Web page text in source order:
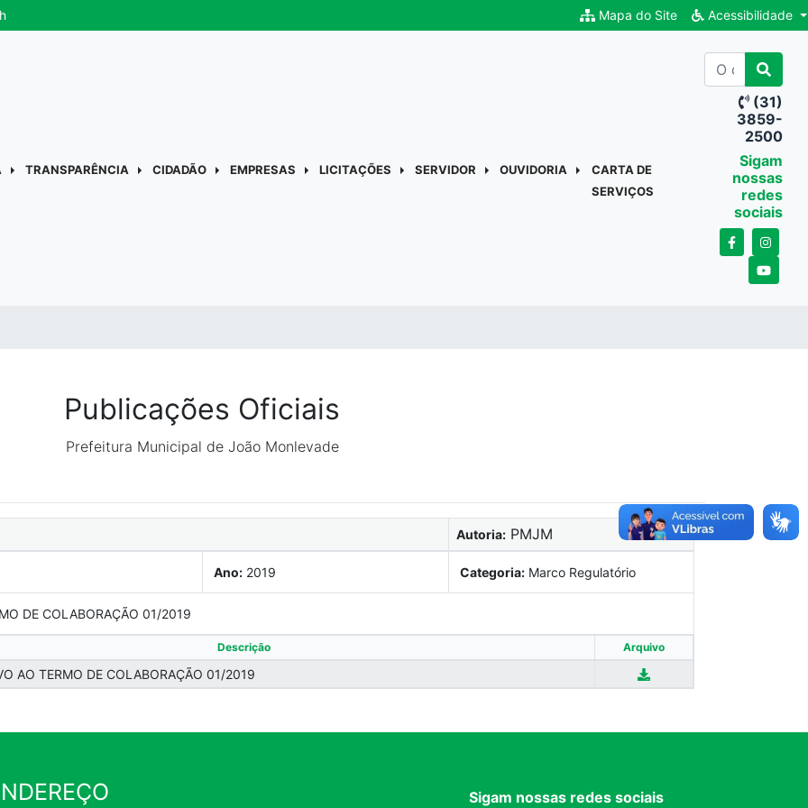
Mapa do Site Acessibilidade
TRANSPARÊNCIA CIDADÃO EMPRESAS LICITAÇÕES SERVIDOR OUVIDORIA
CARTA DE
SERVIÇOS
(31)
3859-
2500
Sigam
nossas
redes
sociais
Publicações Oficiais
Prefeitura Municipal de João Monlevade
Autoria: PMJM
Ano: 2019 Categoria: Marco Regulatório
DE COLABORAÇÃO 01/2019
Descrição Arquivo
AO TERMO DE COLABORAÇÃO 01/2019
Sigam nossas redes sociais